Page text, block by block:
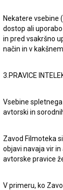
jim ni mogoče
postopoma
Nekatere vsebine
dostop ali
in pred vsakršno
način in v
3.PRAVICE
Vsebine
avtorski in
Zavod Filmoteka
objavi navaja vir
avtorske pravice
V primeru, ko